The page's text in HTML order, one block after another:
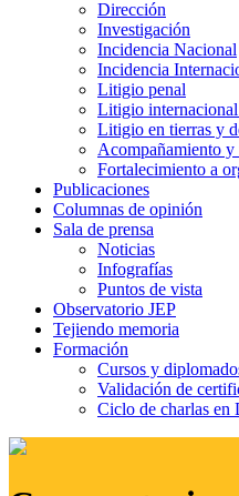
Dirección
Investigación
Incidencia Nacional
Incidencia
Litigio penal
Litigio
Litigio en tierras y
Acompañamiento y
Fortalecimiento a
Publicaciones
Columnas de opinión
Sala de prensa
Noticias
Infografías
Puntos de vista
Observatorio JEP
Tejiendo memoria
Formación
Cursos y
Validación de
Ciclo de charlas